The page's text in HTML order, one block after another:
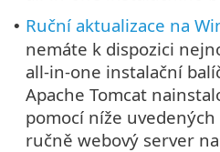
• Ruční aktualizace na
nemáte k dispozici
all-in-one instalační
Apache Tomcat
pomocí níže
ručně webový server